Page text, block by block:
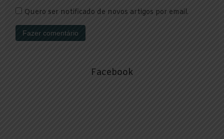
Quero ser notificado de novos artigos por email.
Facebook